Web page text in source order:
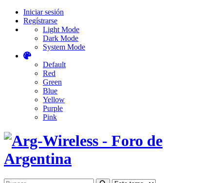
Iniciar sesión
Regístrarse
Light Mode
Dark Mode
System Mode
Default
Red
Green
Blue
Yellow
Purple
Pink